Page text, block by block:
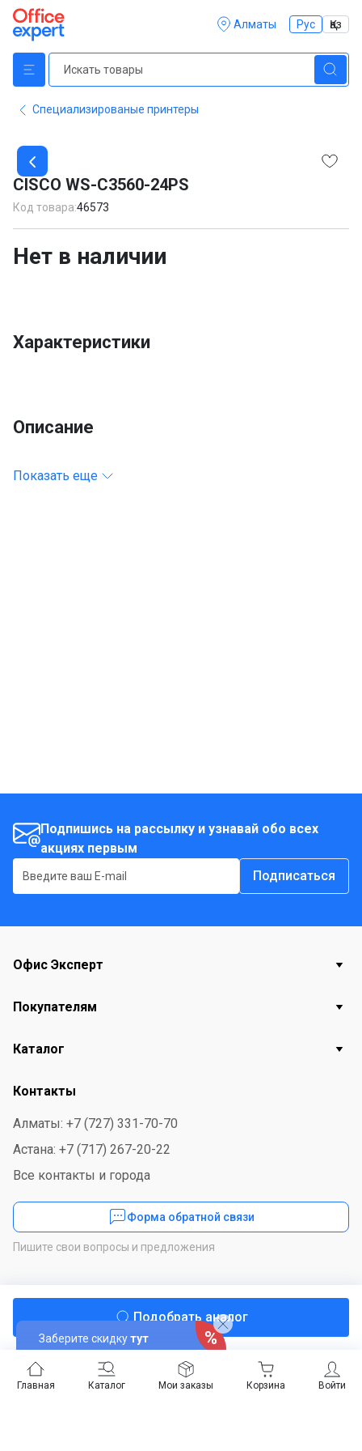
Алматы Рус Қаз
Главная Каталог Войти
Мои заказы Корзина
Специализированые принтеры
Item
1
of
1
CISCO WS-C3560-24PS
Код товара:46573
Нет в наличии
Подобрать аналог
Характеристики
Описание
Показать еще
Подпишись на рассылку и узнавай обо всех
акциях первым
Подписаться
Заберите скидкутут
Офис Эксперт
Покупателям
Каталог
Контакты
Алматы: +7 (727) 331-70-70
Астана: +7 (717) 267-20-22
Все контакты и города
Форма обратной связи
Пишите свои вопросы и предложения
Скачайте приложение